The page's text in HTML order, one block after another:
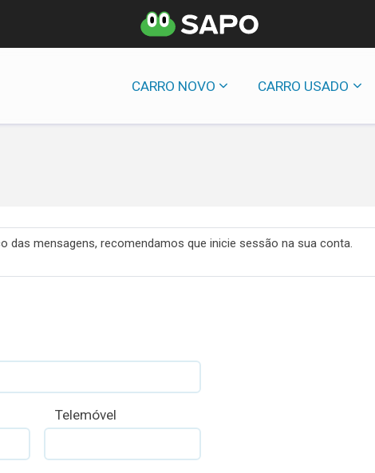
CARRO NOVO CARRO USADO
das mensagens, recomendamos que inicie sessão na sua conta.
Telemóvel